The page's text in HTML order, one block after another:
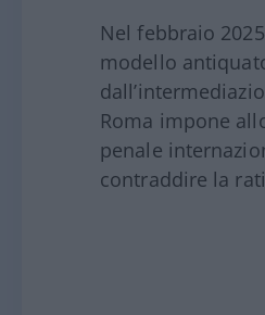
Nel febbraio
modello
Roma impone
penale
contraddire la